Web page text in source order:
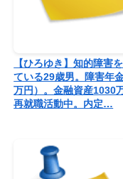
【ひろゆき】知的障害
ている29歳男。障害年
万円）。金融資産1030
再就職活動中。内定…